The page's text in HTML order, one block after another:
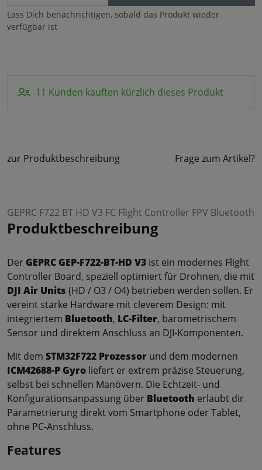
Lass Dich benachrichtigen, sobald das Produkt wieder
verfügbar ist
11 Kunden kauften kürzlich dieses Produkt
zur Produktbeschreibung Frage zum Artikel?
GEPRC F722 BT HD V3 FC Flight Controller FPV Bluetooth
Produktbeschreibung
Der GEPRC GEP-F722-BT-HD V3 ist ein modernes Flight
Controller Board, speziell optimiert für Drohnen, die mit
DJI Air Units (HD / O3 / O4) betrieben werden sollen. Er
vereint starke Hardware mit cleverem Design: mit
integriertem Bluetooth, LC-Filter, barometrischem
Sensor und direktem Anschluss an DJI-Komponenten.
Mit dem STM32F722 Prozessor und dem modernen
ICM42688-P Gyro liefert er extrem präzise Steuerung,
selbst bei schnellen Manövern. Die Echtzeit- und
Konfigurationsanpassung über Bluetooth erlaubt dir
Parametrierung direkt vom Smartphone oder Tablet,
ohne PC-Anschluss.
Features